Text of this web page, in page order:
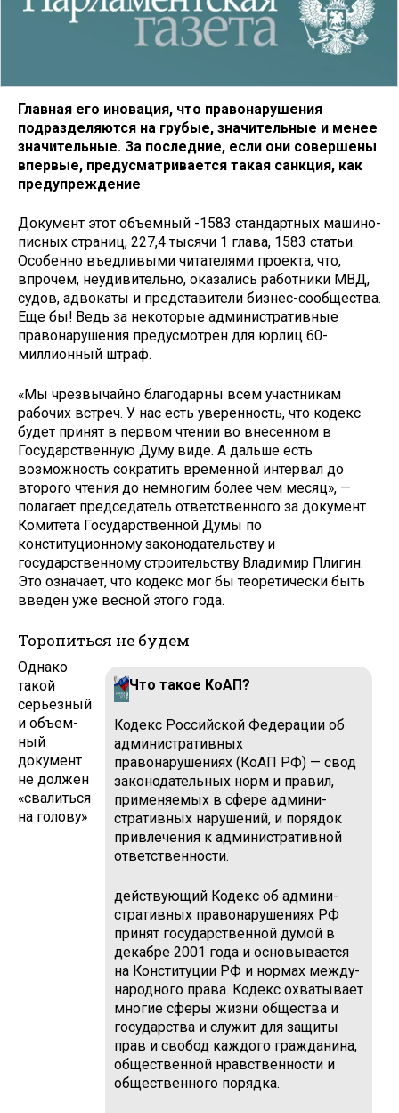
Главная его иновация, что правонарушения
подразделяются на грубые, значительные и менее
значительные. За последние, если они совершены
впервые, предусматривается такая санкция, как
предупреждение
Документ этот объемный -1583 стандартных машино­
писных страниц, 227,4 тысячи 1 глава, 1583 статьи.
Особен­но въедливыми читателями про­екта, что,
впрочем, неудивительно, оказались работники МВД,
судов, адвокаты и представители бизнес-сообщества.
Еще бы! Ведь за неко­торые административные
правона­рушения предусмотрен для юрлиц 60-
миллионный штраф.
«Мы чрезвычайно благодарны всем участникам
рабочих встреч. У нас есть уверенность, что кодекс
будет принят в первом чтении во внесенном в
Государственную Думу виде. А дальше есть
возможность сократить временной интервал до
второго чтения до немногим более чем месяц», —
полагает председа­тель ответственного за документ
Комитета Государственной Думы по
конституционному законодатель­ству и
государственному строитель­ству Владимир Плигин.
Это означа­ет, что кодекс мог бы теоретически быть
введен уже весной этого года.
Торопиться не будем
Что такое КоАП?
Кодекс Российской Федера­ции об
административных
правонарушениях (КоАП РФ) — свод
законодательных норм и правил,
применяемых в сфере админи­
стративных нарушений, и порядок
привлечения к административной
ответственности.
действующий Кодекс об админи­
стративных правонарушениях РФ
принят государственной думой в
декабре 2001 года и основывается
на Конституции РФ и нормах между­
народного права. Кодекс охватыва­ет
многие сферы жизни общества и
государства и служит для защиты
прав и свобод каждого гражданина,
общественной нравственности и
общественного порядка.
Однако
такой
серьезный
и объем­
ный
документ
не должен
«свалить­ся
на голову»